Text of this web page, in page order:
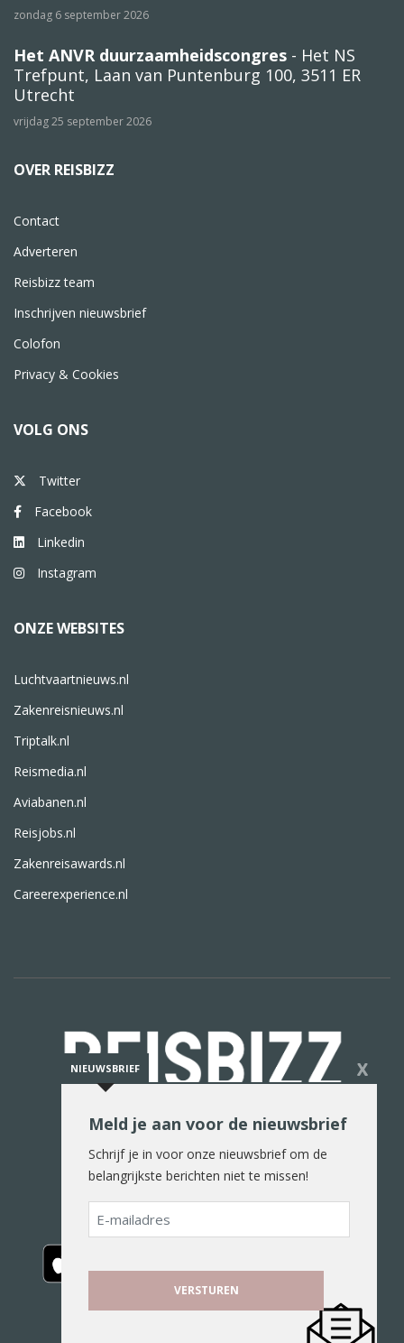
zondag 6 september 2026
Het ANVR duurzaamheidscongres - Het NS
Trefpunt, Laan van Puntenburg 100, 3511 ER
Utrecht
vrijdag 25 september 2026
OVER REISBIZZ
Contact
Adverteren
Reisbizz team
Inschrijven nieuwsbrief
Colofon
Privacy & Cookies
VOLG ONS
Twitter
Facebook
Linkedin
Instagram
ONZE WEBSITES
Luchtvaartnieuws.nl
Zakenreisnieuws.nl
Triptalk.nl
Reismedia.nl
Aviabanen.nl
Reisjobs.nl
Zakenreisawards.nl
Careerexperience.nl
De reiswereld in woord en beeld
NIEUWSBRIEF X
Meld je aan voor de nieuwsbrief
Schrijf je in voor onze nieuwsbrief om de
belangrijkste berichten niet te missen!
E-
mailadres